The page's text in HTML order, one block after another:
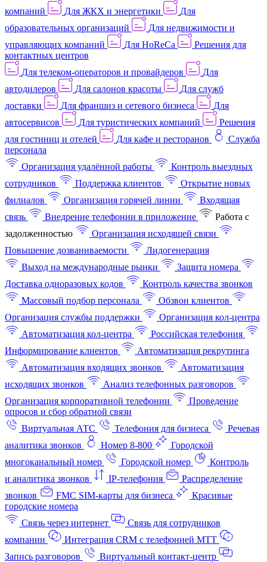
компаний
Для ЖКХ и энергетики
Для
образовательных организаций
Для недвижимости и
управляющих компаний
Для HoReCa
Решения для
контактных центров
Для телеком-операторов и провайдеров
Для
автодилеров
Для салонов красоты
Для служб
доставки
Для франшиз и сетевого бизнеса
Для
автосервисов
Для туристических компаний
Решения
для гостиниц и отелей
Для кафе и ресторанов
Служба
персонала
Организация удалённой работы
Контроль выездных
сотрудников
Поддержка клиентов
Открытие новых
филиалов
Организация горячей линии
Входящая
связь
Внедрение телефонии в приложение
Работа с
задолженностью
Организация исходящей связи
Повышение дозваниваемости
Лидогенерация
Выход на международные рынки
Защита номера
Доставка одноразовых кодов
Контроль качества звонков
Массовый подбор персонала
Обзвон клиентов
Организация службы поддержки
Организация кол-центра
Автоматизация кол-центра
Российская телефония
Информирование клиентов
Автоматизация рекрутинга
Автоматизация входящих звонков
Автоматизация
исходящих звонков
Анализ телефонных разговоров
Организация корпоративной телефонии
Проведение
опросов и сбор обратной связи
Виртуальная АТС
Телефония для бизнеса
Речевая
аналитика звонков
Номер 8-800
Городской
многоканальный номер
Городской номер
Контроль
и аналитика звонков
IP-телефония
Распределение
звонков
FMC SIM-карты для бизнеса
Красивые
городские номера
Связь через интернет
Связь для сотрудников
компании
Интеграция CRM с телефонией МТТ
Запись разговоров
Виртуальный контакт‑центр